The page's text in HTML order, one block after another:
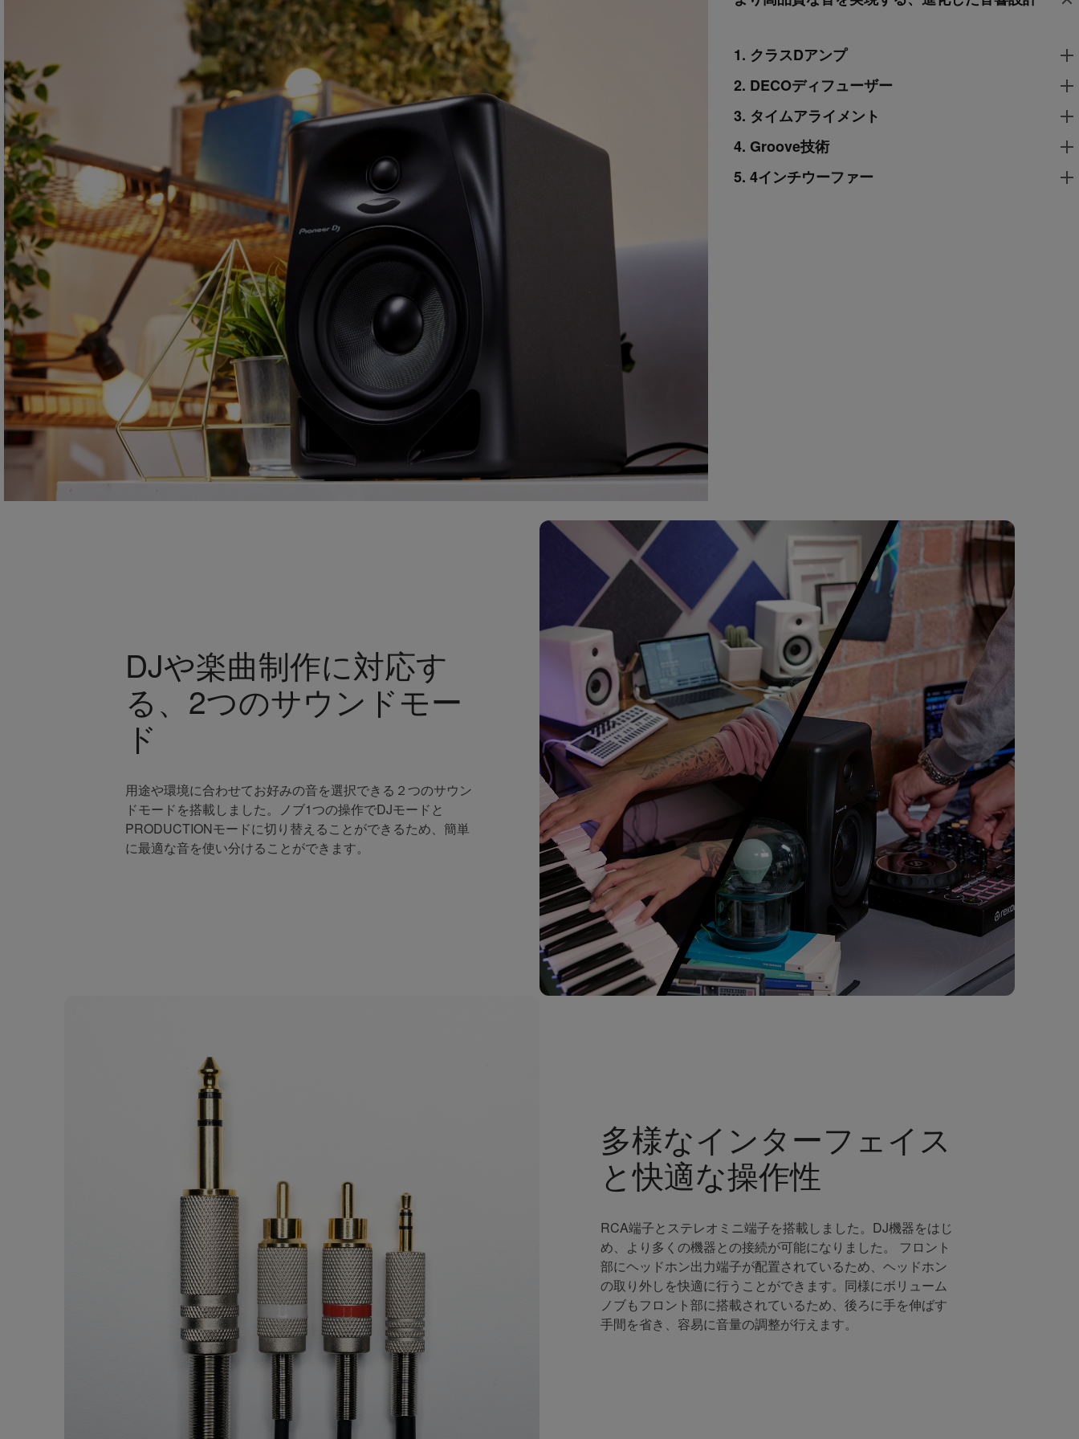
1. クラスDアンプ
音の歪みを抑え、より力強い音とバランスのとれた音を実
現するクラスDアンプと高処理レートの96kHzサンプリン
グDSPを搭載しました。
2. DECOディフューザー
トゥイーター部に採用した音の指向性を広げるDECO技術
による凸形状ディフューザーが進化したことにより、前モ
デルのDM-40より広いスイートスポットと立体感のある音
像を実現します。
3. タイムアライメント
4インチのウーファーとトゥイーターの前後の距離差を調
整したことで、再生音の帯域間の位相ズレが軽減され、く
っきりとした正確な音像を再現します。
4. Groove技術
バスレフダクトの開口部には、DM-40に搭載されているク
リアな低音を再生する当社独自のGroove技術を採用するこ
5. 4インチウーファー
DJや楽曲制作に対応す
る、2つのサウンドモー
ド
用途や環境に合わせてお好みの音を選択できる２つのサウン
ドモードを搭載しました。ノブ1つの操作でDJモードと
PRODUCTIONモードに切り替えることができるため、簡単
に最適な音を使い分けることができます。
多様なインターフェイス
と快適な操作性
RCA端子とステレオミニ端子を搭載しました。DJ機器をはじ
め、より多くの機器との接続が可能になりました。 フロント
部にヘッドホン出力端子が配置されているため、ヘッドホン
の取り外しを快適に行うことができます。同様にボリューム
ノブもフロント部に搭載されているため、後ろに手を伸ばす
手間を省き、容易に音量の調整が行えます。